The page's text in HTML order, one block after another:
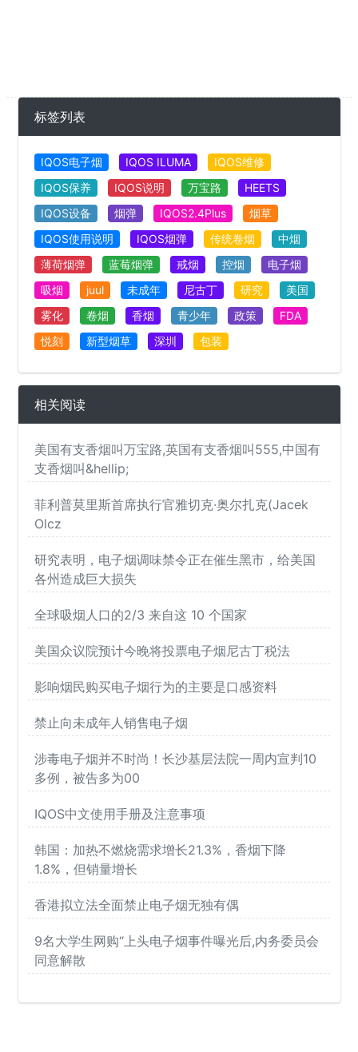
标签列表
IQOS电子烟 IQOS ILUMA
IQOS维修
IQOS保养
IQOS说明 万宝路
HEETS
IQOS设备
烟弹 IQOS2.4Plus
烟草
IQOS使用说明
IQOS烟弹 传统卷烟
中烟
薄荷烟弹
蓝莓烟弹 戒烟 控烟
电子烟
吸烟
juul 未成年 尼古丁 研究
美国
雾化
卷烟 香烟 青少年 政策
FDA
悦刻
新型烟草 深圳 包装
相关阅读
美国有支香烟叫万宝路,英国有支香烟叫555,中国有
支香烟叫&hellip;
菲利普莫里斯首席执行官雅切克·奥尔扎克(Jacek
Olcz
研究表明，电子烟调味禁令正在催生黑市，给美国
各州造成巨大损失
全球吸烟人口的2/3 来自这 10 个国家
美国众议院预计今晚将投票电子烟尼古丁税法
影响烟民购买电子烟行为的主要是口感资料
禁止向未成年人销售电子烟
涉毒电子烟并不时尚！长沙基层法院一周内宣判10
多例，被告多为00
IQOS中文使用手册及注意事项
韩国：加热不燃烧需求增长21.3%，香烟下降
1.8%，但销量增长
香港拟立法全面禁止电子烟无独有偶
9名大学生网购“上头电子烟事件曝光后,内务委员会
同意解散